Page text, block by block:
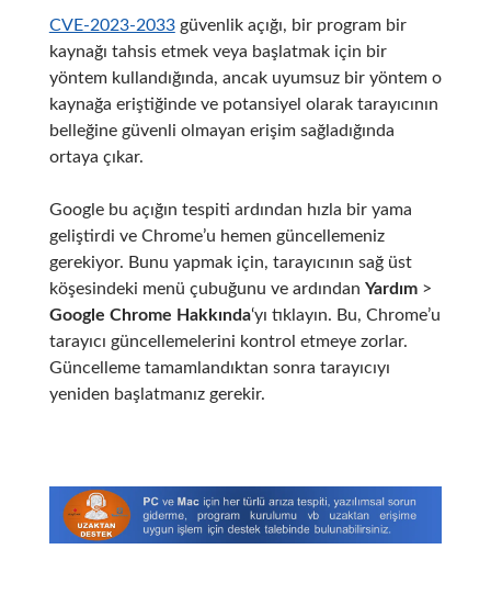
CVE-2023-2033güvenlik açığı, bir program bir
kaynağı tahsis etmek veya başlatmak için bir
yöntem kullandığında, ancak uyumsuz bir yöntem o
kaynağa eriştiğinde ve potansiyel olarak tarayıcının
belleğine güvenli olmayan erişim sağladığında
ortaya çıkar.
Google bu açığın tespiti ardından hızla bir yama
geliştirdi ve Chrome’u hemen güncellemeniz
gerekiyor. Bunu yapmak için, tarayıcının sağ üst
köşesindeki menü çubuğunu ve ardından Yardım>
Google Chrome Hakkında‘yı tıklayın. Bu, Chrome’u
tarayıcı güncellemelerini kontrol etmeye zorlar.
Güncelleme tamamlandıktan sonra tarayıcıyı
yeniden başlatmanız gerekir.